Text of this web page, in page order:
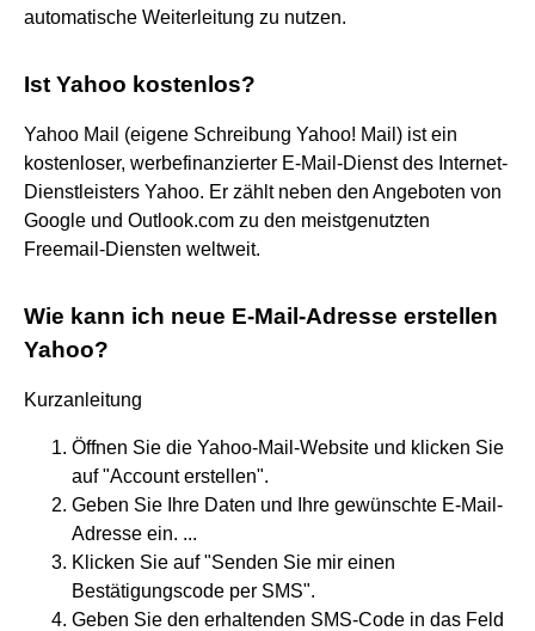
automatische Weiterleitung zu nutzen.
Ist Yahoo kostenlos?
Yahoo Mail (eigene Schreibung Yahoo! Mail) ist ein
kostenloser, werbefinanzierter E-Mail-Dienst des Internet-
Dienstleisters Yahoo. Er zählt neben den Angeboten von
Google und Outlook.com zu den meistgenutzten
Freemail-Diensten weltweit.
Wie kann ich neue E-Mail-Adresse erstellen
Yahoo?
Kurzanleitung
Öffnen Sie die Yahoo-Mail-Website und klicken Sie
auf "Account erstellen".
Geben Sie Ihre Daten und Ihre gewünschte E-Mail-
Adresse ein. ...
Klicken Sie auf "Senden Sie mir einen
Bestätigungscode per SMS".
Geben Sie den erhaltenden SMS-Code in das Feld